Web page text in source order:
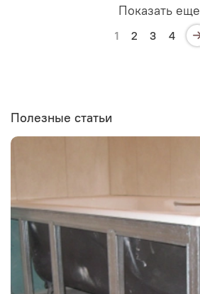
Показать еще
1 2 3 4
Полезные статьи